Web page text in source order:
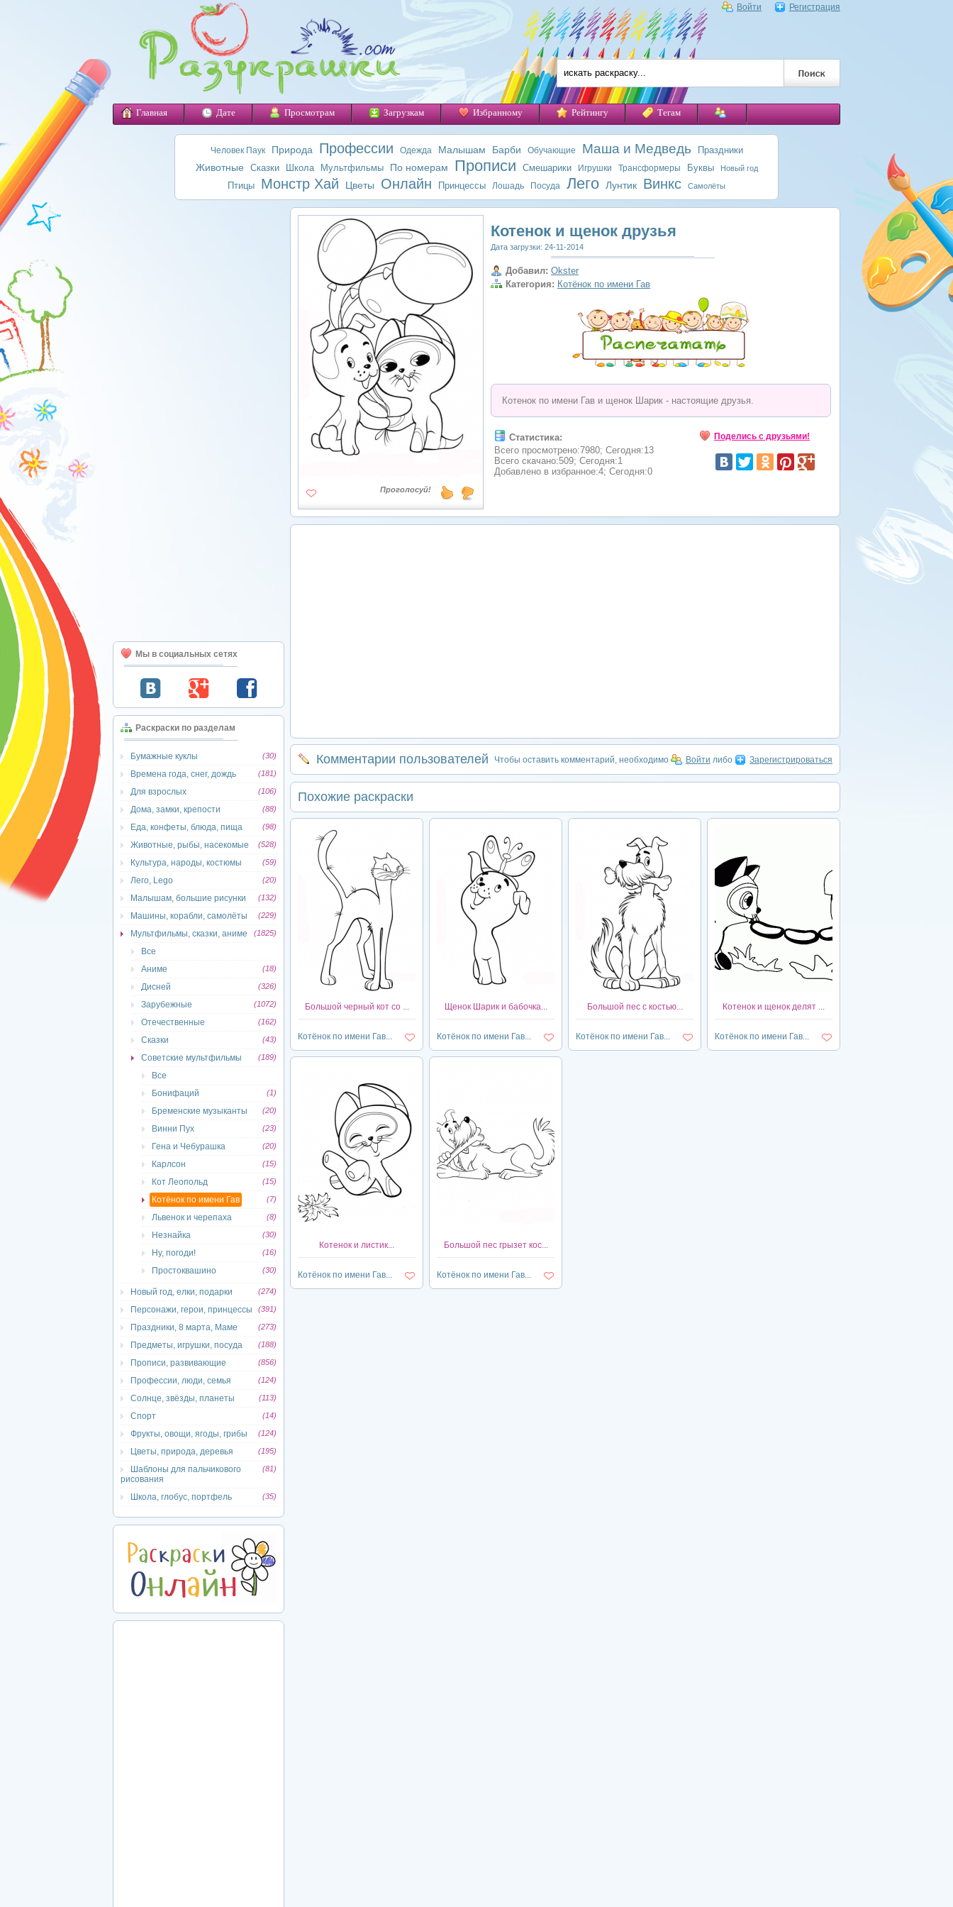
Войти Регистрация
Главная Дате Просмотрам Загрузкам Избранному Рейтингу Тегам
Человек Паук Природа Профессии Одежда Малышам Барби Обучающие Маша и Медведь Праздники
Животные Сказки Школа Мультфильмы По номерам Прописи Смешарики Игрушки Трансформеры Буквы Новый год
Птицы Монстр Хай Цветы Онлайн Принцессы Лошадь Посуда Лего Лунтик Винкс Самолёты
Мы в социальных сетях
Раскраски по разделам
Бумажные куклы (30)
Времена года, снег, дождь (181)
Для взрослых (106)
Дома, замки, крепости (88)
Еда, конфеты, блюда, пища (98)
Животные, рыбы, насекомые (528)
Культура, народы, костюмы (59)
Лего, Lego (20)
Малышам, большие рисунки (132)
Машины, корабли, самолёты (229)
Мультфильмы, сказки, аниме (1825)
Все
Аниме
(18)
Дисней (326)
Зарубежные (1072)
Отечественные (162)
Сказки (43)
Советские мультфильмы (189)
Все
Бонифаций
(1)
Бременские музыканты (20)
Винни Пух (23)
Гена и Чебурашка (20)
Карлсон (15)
Кот Леопольд (15)
Котёнок по имени Гав (7)
Львенок и черепаха (8)
Незнайка (30)
Ну, погоди! (16)
Простоквашино (30)
Новый год, елки, подарки (274)
Персонажи, герои, принцессы (391)
Праздники, 8 марта, Маме (273)
Предметы, игрушки, посуда (188)
Прописи, развивающие (856)
Профессии, люди, семья (124)
Солнце, звёзды, планеты (113)
Спорт (14)
Фрукты, овощи, ягоды, грибы (124)
Цветы, природа, деревья (195)
Шаблоны для пальчикового
рисования
(81)
Школа, глобус, портфель (35)
Проголосуй!
Котенок и щенок друзья
Дата загрузки: 24-11-2014
Добавил: Okster
Категория: Котёнок по имени Гав
Котенок по имени Гав и щенок Шарик - настоящие друзья.
Статистика:
Всего просмотрено:7980; Сегодня:13
Всего скачано:509; Сегодня:1
Добавлено в избранное:4; Сегодня:0
Поделись с друзьями!
Комментарии пользователей Чтобы оставить комментарий, необходимо Войти либо Зарегистрироваться
Похожие раскраски
Большой черный кот со ...
Котёнок по имени Гав...
Щенок Шарик и бабочка...
Котёнок по имени Гав...
Большой пес с костью...
Котёнок по имени Гав...
Котенок и щенок делят ...
Котёнок по имени Гав...
Котенок и листик...
Котёнок по имени Гав...
Большой пес грызет кос...
Котёнок по имени Гав...